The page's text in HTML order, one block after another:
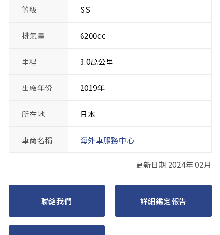
等級 SS
排氣量 6200cc
里程 3.0萬公里
出廠年份 2019年
所在地 日本
車商名稱 海外車服務中心
更新日期:2024年 02月
聯絡我們 詳細鑑定報告